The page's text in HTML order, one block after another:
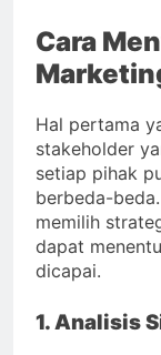
Cara
Hal pertama
stakeholder
setiap pihak
berbeda-
memilih
dapat
dicapai.
1. Analisis